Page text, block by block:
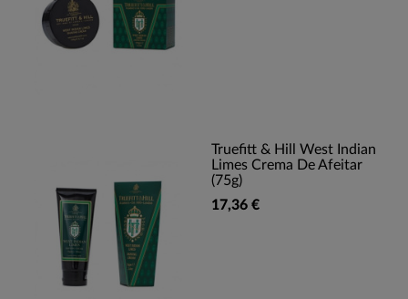
Truefitt & Hill West Indian
Limes Crema De Afeitar
(75g)
17,36 €